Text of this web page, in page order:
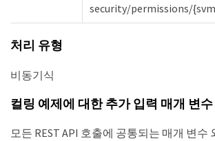
security/permissions/
처리 유형
비동기식
컬링 예제에 대한 추가 입력 매개 변수
모든 REST API 호출에 공통되는 매개 변수